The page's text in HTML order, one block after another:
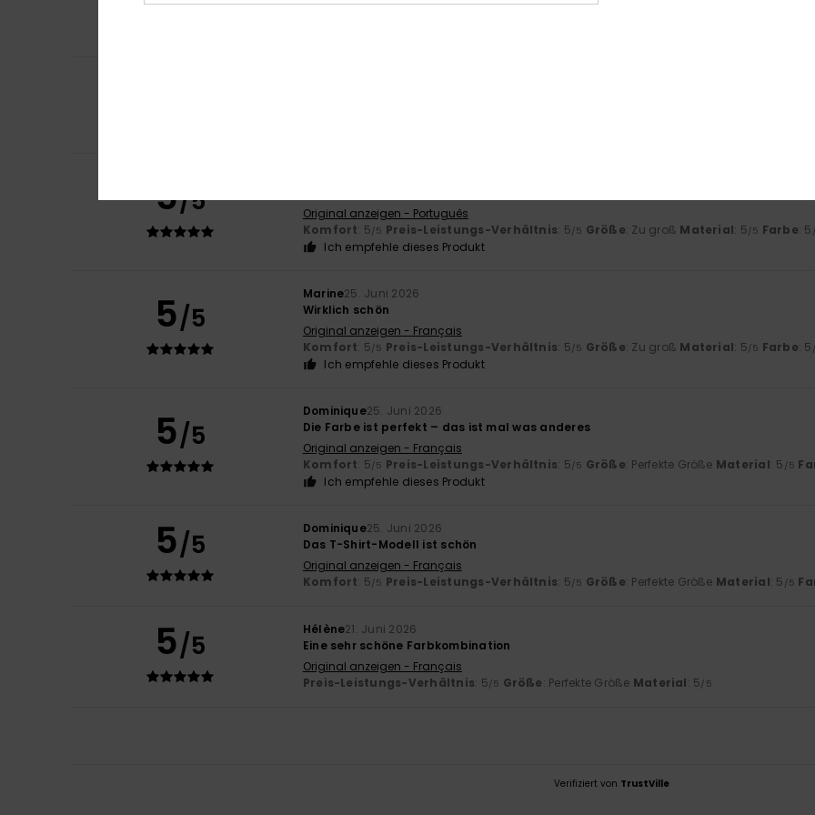
Ein schönes Stück
5/5
Original anzeigen - Português
Komfort: 5/5 Preis-Leistungs-Verhältnis: 5/5 Größe: Zu groß Material: 5/5 Farbe: 5
Ich empfehle dieses Produkt
5/5
Marine25. Juni 2026
Wirklich schön
Original anzeigen - Français
Komfort: 5/5 Preis-Leistungs-Verhältnis: 5/5 Größe: Zu groß Material: 5/5 Farbe: 5
Ich empfehle dieses Produkt
5/5
Dominique25. Juni 2026
Die Farbe ist perfekt – das ist mal was anderes
Original anzeigen - Français
Komfort: 5/5 Preis-Leistungs-Verhältnis: 5/5 Größe: Perfekte Größe Material: 5 /5
Ich empfehle dieses Produkt
5/5 Dominique25. Juni 2026
Das T-Shirt-Modell ist schön
Original anzeigen - Français
Komfort: 5/5 Preis-Leistungs-Verhältnis: 5/5 Größe: Perfekte Größe Material: 5 /5
5/5 Hélène21. Juni 2026
Eine sehr schöne Farbkombination
Original anzeigen - Français
Preis-Leistungs-Verhältnis: 5/5 Größe: Perfekte Größe Material: 5/5
Verifiziert von TrustVille